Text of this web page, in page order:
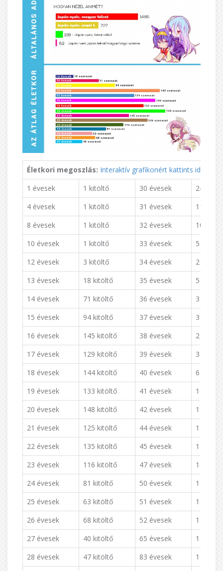
Életkori megoszlás: Interaktív grafikonért kattints ide.
1 évesek
1 kitöltő 30 évesek
24
4 évesek
1 kitöltő 31 évesek
11
8 évesek
1 kitöltő 32 évesek
10
10 évesek
1 kitöltő 33 évesek
5 kitöltő
12 évesek
3 kitöltő 34 évesek
2 kitöltő
13 évesek
18 kitöltő 35 évesek
5 kitöltő
14 évesek
71 kitöltő 36 évesek
3 kitöltő
15 évesek
94 kitöltő 37 évesek
3 kitöltő
16 évesek
145 kitöltő 38 évesek
2 kitöltő
17 évesek
129 kitöltő 39 évesek
3 kitöltő
18 évesek
144 kitöltő 40 évesek
6 kitöltő
19 évesek
133 kitöltő 41 évesek
1 kitöltő
20 évesek
148 kitöltő 42 évesek
1 kitöltő
21 évesek
125 kitöltő 44 évesek
1 kitöltő
22 évesek
135 kitöltő 45 évesek
1 kitöltő
23 évesek
116 kitöltő 47 évesek
1 kitöltő
24 évesek
81 kitöltő 50 évesek
1 kitöltő
25 évesek
63 kitöltő 51 évesek
1 kitöltő
26 évesek
68 kitöltő 52 évesek
1 kitöltő
27 évesek
40 kitöltő 65 évesek
1 kitöltő
28 évesek
47 kitöltő 83 évesek
1 kitöltő